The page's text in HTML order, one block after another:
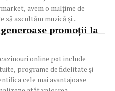
avem o mulțime de
ascultăm muzică și...
promoții la
online pot include
programe de fidelitate și
cele mai avantajoase